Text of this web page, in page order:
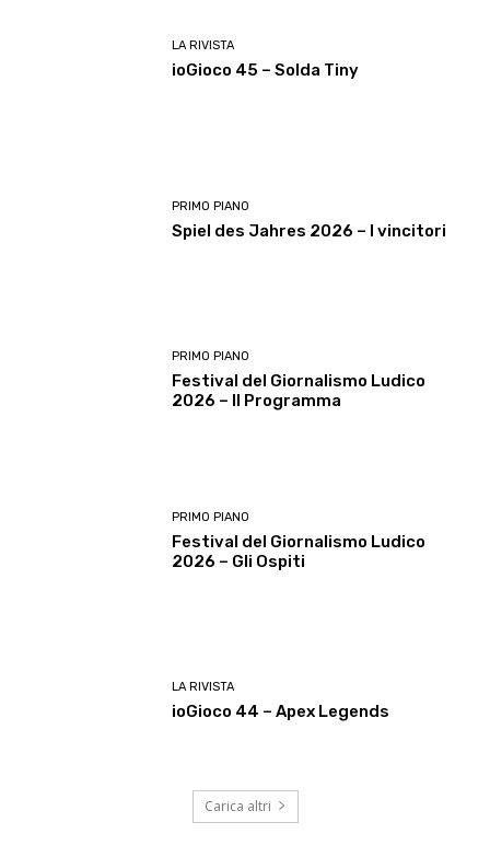
LA RIVISTA
ioGioco 45 – Solda Tiny
PRIMO PIANO
Spiel des Jahres 2026 – I vincitori
PRIMO PIANO
Festival del Giornalismo Ludico
2026 – Il Programma
PRIMO PIANO
Festival del Giornalismo Ludico
2026 – Gli Ospiti
LA RIVISTA
ioGioco 44 – Apex Legends
Carica altri